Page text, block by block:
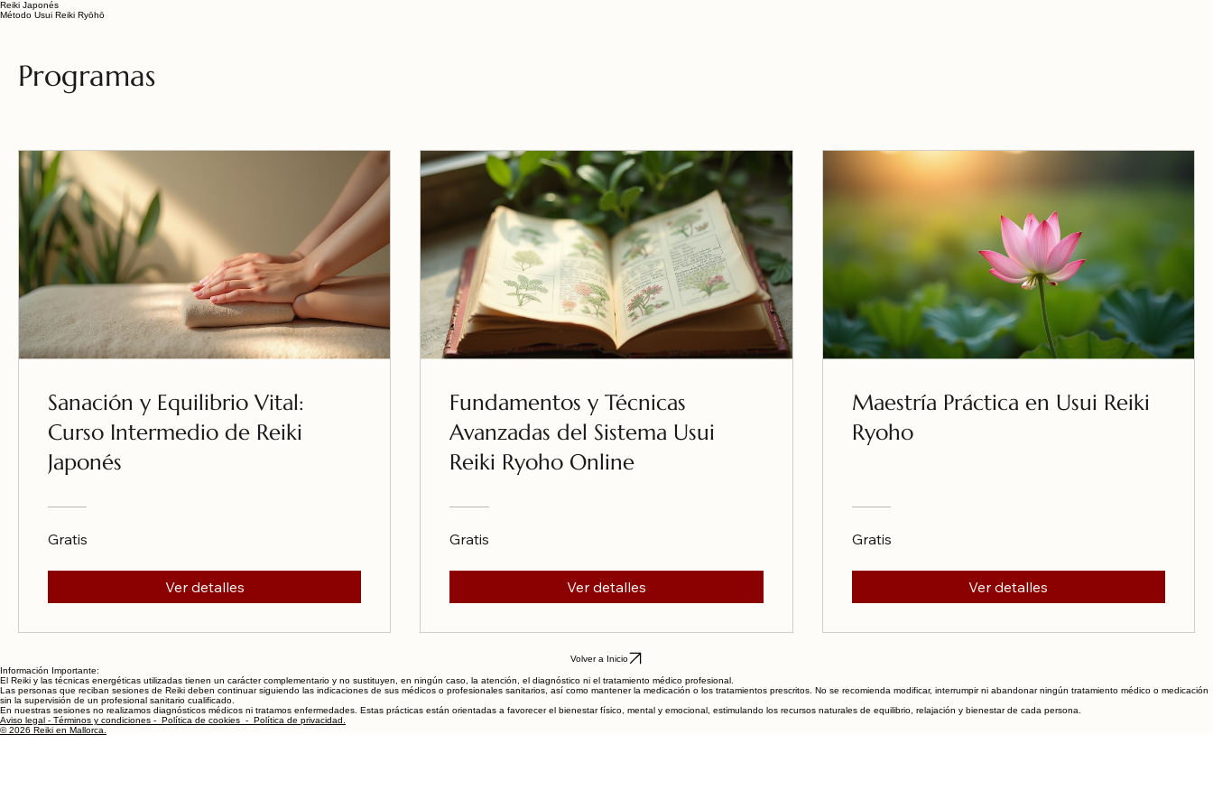
Reiki Japonés
Método Usui Reiki Ryōhō
Programas
Sanación y Equilibrio Vital:
Curso Intermedio de Reiki
Japonés
Gratis
Ver detalles
Fundamentos y Técnicas
Avanzadas del Sistema Usui
Reiki Ryoho Online
Gratis
Ver detalles
Maestría Práctica en Usui Reiki
Ryoho
Gratis
Ver detalles
Volver a Inicio
Información Importante:
El Reiki y las técnicas energéticas utilizadas tienen un carácter complementario y no sustituyen, en ningún caso, la atención, el diagnóstico ni el tratamiento médico profesional.
Las personas que reciban sesiones de Reiki deben continuar siguiendo las indicaciones de sus médicos o profesionales sanitarios, así como mantener la medicación o los tratamientos prescritos. No se recomienda modificar, interrumpir ni abandonar ningún tratamiento médico o medicación
sin la supervisión de un profesional sanitario cualificado.
En nuestras sesiones no realizamos diagnósticos médicos ni tratamos enfermedades. Estas prácticas están orientadas a favorecer el bienestar físico, mental y emocional, estimulando los recursos naturales de equilibrio, relajación y bienestar de cada persona.
Aviso legal - Términos y condiciones - Política de cookies - Política de privacidad.
© 2026 Reiki en Mallorca.